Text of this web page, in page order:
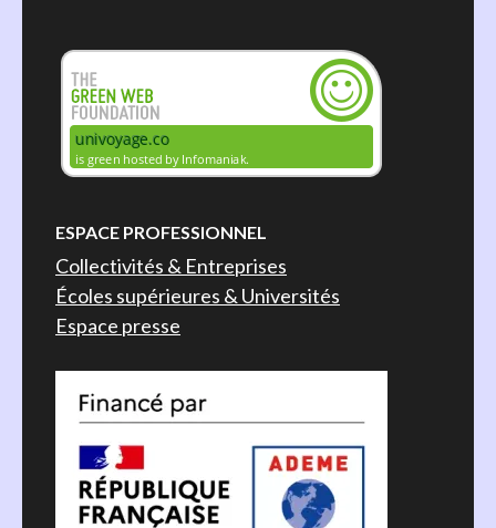
ESPACE PROFESSIONNEL
Collectivités & Entreprises
Écoles supérieures & Universités
Espace presse